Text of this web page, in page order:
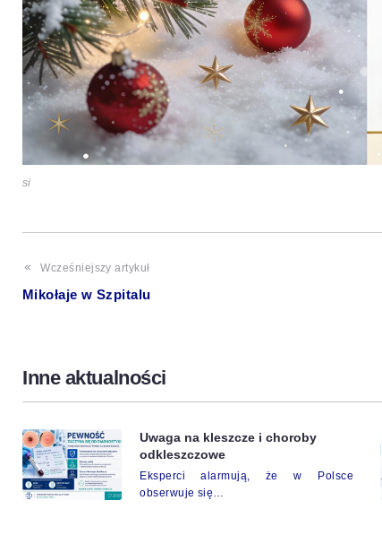
si
Wcześniejszy artykuł
Mikołaje w Szpitalu
Inne aktualności
Uwaga na kleszcze i choroby
odkleszczowe
Eksperci alarmują, że w Polsce
obserwuje się…